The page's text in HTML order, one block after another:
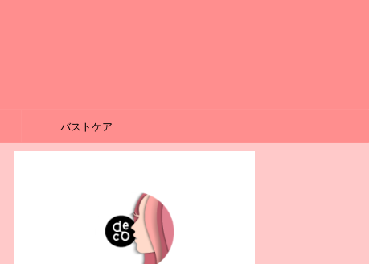
バストケア